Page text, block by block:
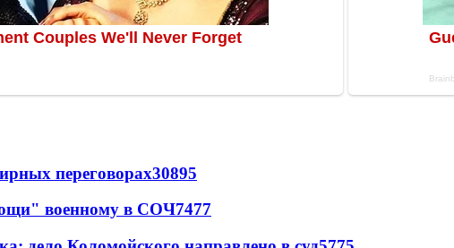
переговорах30895
военному в СОЧ7477